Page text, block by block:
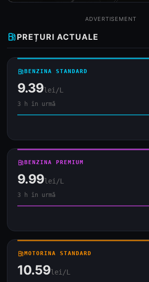
ADVERTISEMENT
local_gas_station PREȚURI ACTUALE
local_gas_stationBENZINA STANDARD
9.39lei/L
3 h în urmă
local_gas_stationBENZINA PREMIUM
9.99lei/L
3 h în urmă
local_gas_stationMOTORINA STANDARD
10.59lei/L